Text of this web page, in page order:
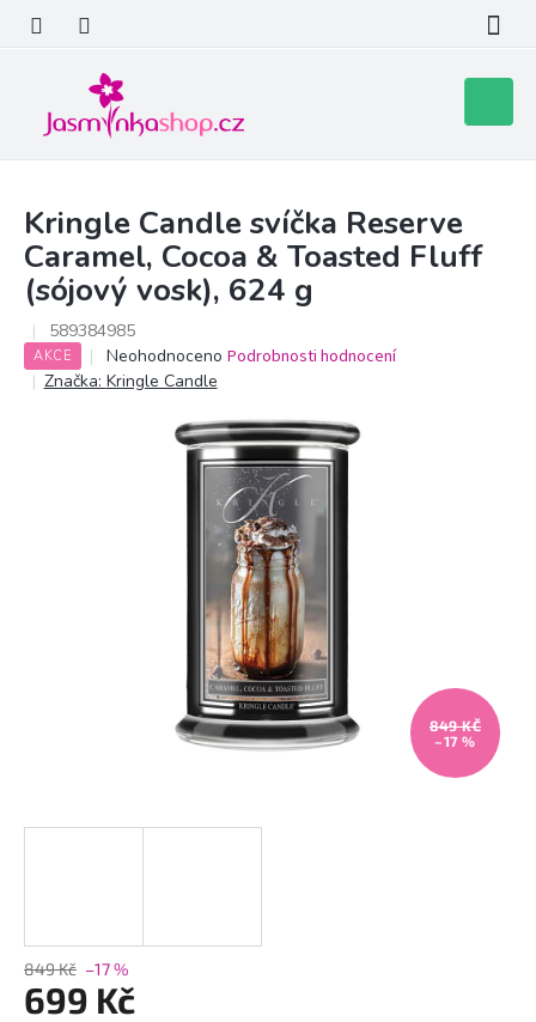
obsah
košík
Kringle Candle svíčka Reserve
Caramel, Cocoa & Toasted Fluff
(sójový vosk), 624 g
589384985
AKCE
Průměrné
hodnocení
Neohodnoceno Podrobnosti hodnocení
Značka: Kringle Candle
849 KČ
–17 %
849 Kč –17 %
699 Kč